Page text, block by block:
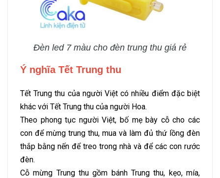
Đèn led 7 màu cho đèn trung thu giá rẻ
Ý nghĩa Tết Trung thu
Tết Trung thu của người Việt có nhiều điểm đặc biệt
khác với Tết Trung thu của người Hoa.
Theo phong tục người Việt, bố mẹ bày cỗ cho các
con để mừng trung thu, mua và làm đủ thứ lồng đèn
thắp bằng nến để treo trong nhà và để các con rước
đèn.
Cỗ mừng Trung thu gồm bánh Trung thu, kẹo, mía,